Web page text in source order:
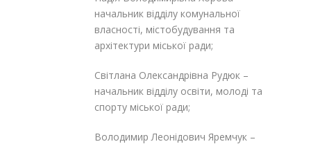
начальник відділу комунальної
власності, містобудування та
архітектури міської ради;
Світлана Олександрівна Рудюк –
начальник відділу освіти, молоді та
спорту міської ради;
Володимир Леонідович Яремчук –